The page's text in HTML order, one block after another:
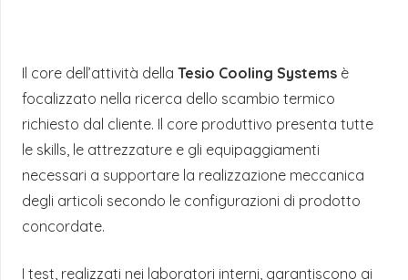
Il core dell’attività della Tesio Cooling Systems è
focalizzato nella ricerca dello scambio termico
richiesto dal cliente. Il core produttivo presenta tutte
le skills, le attrezzature e gli equipaggiamenti
necessari a supportare la realizzazione meccanica
degli articoli secondo le configurazioni di prodotto
concordate.
I test, realizzati nei laboratori interni, garantiscono ai